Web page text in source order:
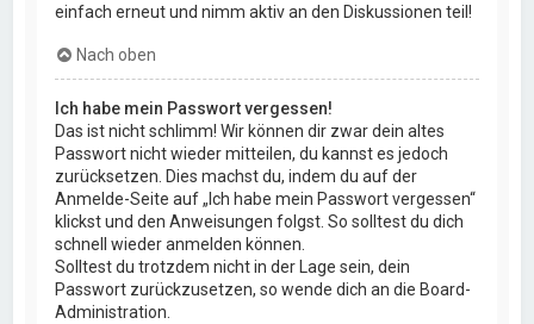
einfach erneut und nimm aktiv an den Diskussionen teil!
Nach oben
Ich habe mein Passwort vergessen!
Das ist nicht schlimm! Wir können dir zwar dein altes
Passwort nicht wieder mitteilen, du kannst es jedoch
zurücksetzen. Dies machst du, indem du auf der
Anmelde-Seite auf „Ich habe mein Passwort vergessen“
klickst und den Anweisungen folgst. So solltest du dich
schnell wieder anmelden können.
Solltest du trotzdem nicht in der Lage sein, dein
Passwort zurückzusetzen, so wende dich an die Board-
Administration.